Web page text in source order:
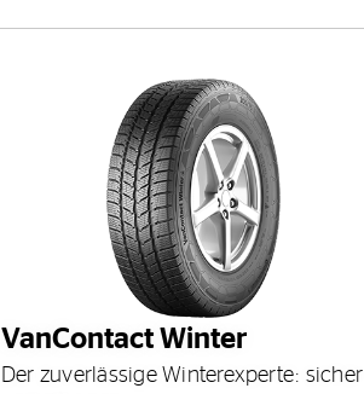
VanContact Winter
Der zuverlässige Winterexperte: sicher